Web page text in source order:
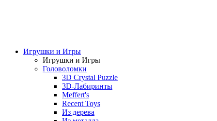
Игрушки и Игры
Игрушки и Игры
Головоломки
3D Crystal Puzzle
3D-Лабиринты
Meffert's
Recent Toys
Из дерева